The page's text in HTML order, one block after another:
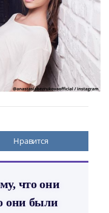
Нравится
что они
они были